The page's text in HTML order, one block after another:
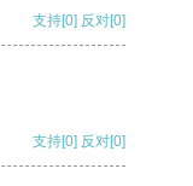
支持[0] 反对[0]
支持[0] 反对[0]